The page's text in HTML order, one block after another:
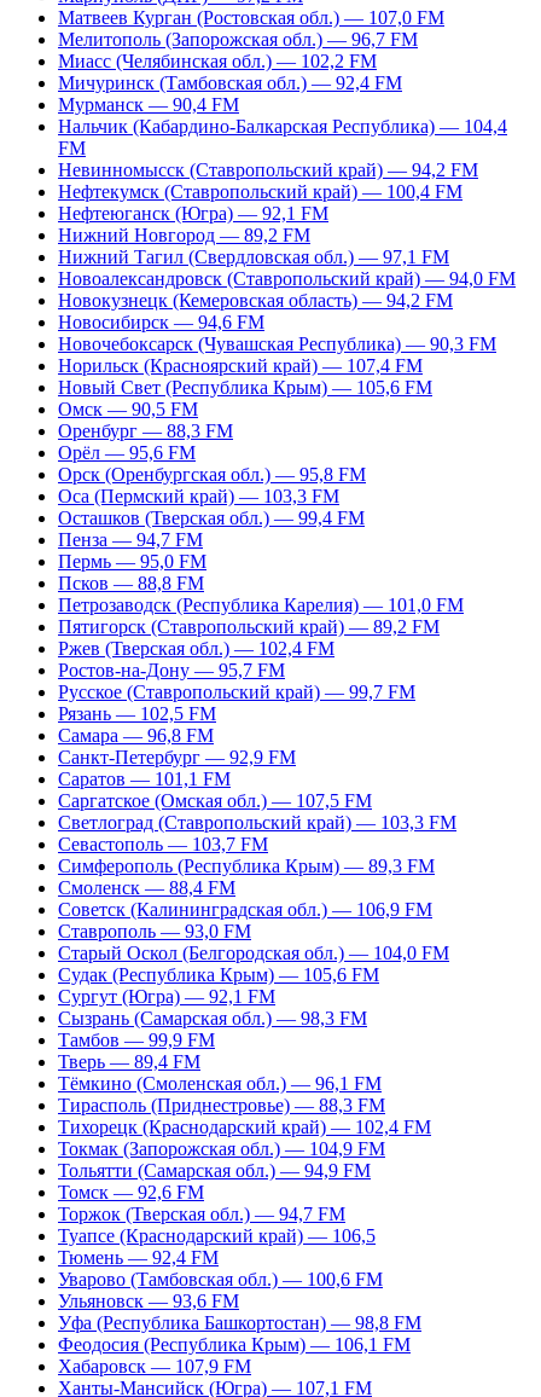
Матвеев Курган (Ростовская обл.) — 107,0 FM
Мелитополь (Запорожская обл.) — 96,7 FM
Миасс (Челябинская обл.) — 102,2 FM
Мичуринск (Тамбовская обл.) — 92,4 FM
Мурманск — 90,4 FM
Нальчик (Кабардино-Балкарская Республика) — 104,4
FM
Невинномысск (Ставропольский край) — 94,2 FM
Нефтекумск (Ставропольский край) — 100,4 FM
Нефтеюганск (Югра) — 92,1 FM
Нижний Новгород — 89,2 FM
Нижний Тагил (Свердловская обл.) — 97,1 FM
Новоалександровск (Ставропольский край) — 94,0 FM
Новокузнецк (Кемеровская область) — 94,2 FM
Новосибирск — 94,6 FM
Новочебоксарск (Чувашская Республика) — 90,3 FM
Норильск (Красноярский край) — 107,4 FM
Новый Свет (Республика Крым) — 105,6 FM
Омск — 90,5 FM
Оренбург — 88,3 FM
Орёл — 95,6 FM
Орск (Оренбургская обл.) — 95,8 FM
Оса (Пермский край) — 103,3 FM
Осташков (Тверская обл.) — 99,4 FM
Пенза — 94,7 FM
Пермь — 95,0 FM
Псков — 88,8 FM
Петрозаводск (Республика Карелия) — 101,0 FM
Пятигорск (Ставропольский край) — 89,2 FM
Ржев (Тверская обл.) — 102,4 FM
Ростов-на-Дону — 95,7 FM
Русское (Ставропольский край) — 99,7 FM
Рязань — 102,5 FM
Самара — 96,8 FM
Санкт-Петербург — 92,9 FM
Саратов — 101,1 FM
Саргатское (Омская обл.) — 107,5 FM
Светлоград (Ставропольский край) — 103,3 FM
Севастополь — 103,7 FM
Симферополь (Республика Крым) — 89,3 FM
Смоленск — 88,4 FM
Советск (Калининградская обл.) — 106,9 FM
Ставрополь — 93,0 FM
Старый Оскол (Белгородская обл.) — 104,0 FM
Судак (Республика Крым) — 105,6 FM
Сургут (Югра) — 92,1 FM
Сызрань (Самарская обл.) — 98,3 FM
Тамбов — 99,9 FM
Тверь — 89,4 FM
Тёмкино (Смоленская обл.) — 96,1 FM
Тирасполь (Приднестровье) — 88,3 FM
Тихорецк (Краснодарский край) — 102,4 FM
Токмак (Запорожская обл.) — 104,9 FM
Тольятти (Самарская обл.) — 94,9 FM
Томск — 92,6 FM
Торжок (Тверская обл.) — 94,7 FM
Туапсе (Краснодарский край) — 106,5
Тюмень — 92,4 FM
Уварово (Тамбовская обл.) — 100,6 FM
Ульяновск — 93,6 FM
Уфа (Республика Башкортостан) — 98,8 FM
Феодосия (Республика Крым) — 106,1 FM
Хабаровск — 107,9 FM
Ханты-Мансийск (Югра) — 107,1 FM